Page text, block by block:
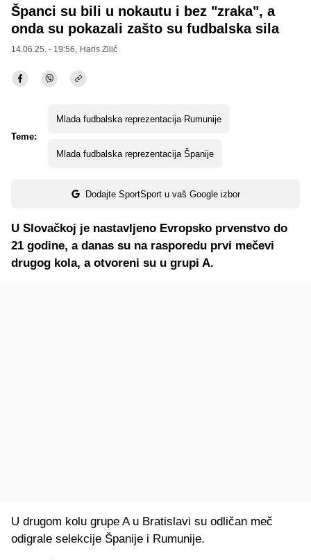
Španci su bili u nokautu i bez "zraka", a
onda su pokazali zašto su fudbalska sila
14.06.25. - 19:56, Haris Zilić
Teme:
Mlada fudbalska reprezentacija Rumunije
Mlada fudbalska reprezentacija Španije
Dodajte SportSport u vaš Google izbor
U Slovačkoj je nastavljeno Evropsko prvenstvo do
21 godine, a danas su na rasporedu prvi mečevi
drugog kola, a otvoreni su u grupi A.
U drugom kolu grupe A u Bratislavi su odličan meč
odigrale selekcije Španije i Rumunije.